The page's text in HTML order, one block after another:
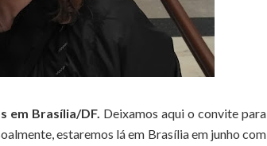
em Brasília/DF. Deixamos aqui o convite para
estaremos lá em Brasília em junho com